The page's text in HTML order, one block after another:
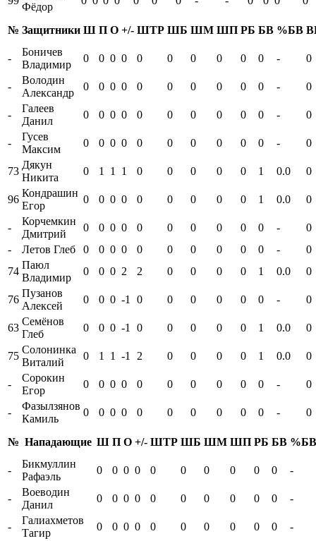
Фёдор
№ Защитники Ш П О +/- ШТР ШБ ШМ ШП РБ БВ %БВ
-
Боничев
Владимир
0 0 0 0 0 0 0 0 0 0 - 0
-
Володин
Александр
0 0 0 0 0 0 0 0 0 0 - 0
-
Галеев
Данил
0 0 0 0 0 0 0 0 0 0 - 0
-
Гусев
Максим
0 0 0 0 0 0 0 0 0 0 - 0
73
Дякун
Никита
0 1 1 1 0 0 0 0 0 1 0.0 0
96
Кондрашин
Егор
0 0 0 0 0 0 0 0 0 1 0.0 0
-
Корчемкин
Дмитрий
0 0 0 0 0 0 0 0 0 0 -
0
-
Летов Глеб 0 0 0 0 0 0 0 0 0 0 -
0
74
Паюл
Владимир
0 0 0 2 2 0 0 0 0 1 0.0 0
76
Пузанов
Алексей
0 0 0 -1 0 0 0 0 0 0 - 0
63
Семёнов
Глеб
0 0 0 -1 0 0 0 0 0 1 0.0 0
75
Солонинка
Виталий
0 1 1 -1 2 0 0 0 0 1 0.0 0
-
Сорокин
Егор
0 0 0 0 0 0 0 0 0 0 - 0
-
Фазылзянов
Камиль
0 0 0 0 0 0 0 0 0 0 - 0
№ Нападающие Ш П О +/- ШТР ШБ ШМ ШП РБ БВ %БВ
-
Бикмуллин
Рафаэль
0 0 0 0 0 0 0 0 0 0 -
-
Воеводин
Данил
0 0 0 0 0 0 0 0 0 0 -
-
Галиахметов
Тагир
0 0 0 0 0 0 0 0 0 0 -